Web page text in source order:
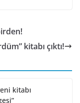
kitabı çıktı!
kitabı